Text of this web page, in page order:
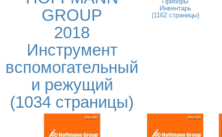
GROUP
2018
Инструмент
вспомогательный
и режущий
(1034 страницы)
Инвентарь
(1162 страницы)